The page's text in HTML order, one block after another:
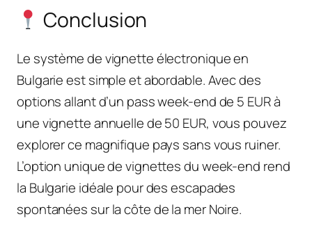
Conclusion
Le système de vignette électronique en
Bulgarie est simple et abordable. Avec des
options allant d’un pass week-end de 5 EUR à
une vignette annuelle de 50 EUR, vous pouvez
explorer ce magnifique pays sans vous ruiner.
L’option unique de vignettes du week-end rend
la Bulgarie idéale pour des escapades
spontanées sur la côte de la mer Noire.